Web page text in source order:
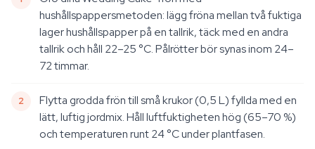
hushållspappersmetoden: lägg fröna mellan två fuktiga
lager hushållspapper på en tallrik, täck med en andra
tallrik och håll 22–25 °C. Pålrötter bör synas inom 24–
72 timmar.
Flytta grodda frön till små krukor (0,5 L) fyllda med en
lätt, luftig jordmix. Håll luftfuktigheten hög (65–70 %)
och temperaturen runt 24 °C under plantfasen.